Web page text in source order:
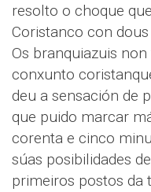
resolto o choque
Coristanco con
Os branquiazuis
conxunto
deu a sensación de
que puido marcar
corenta e cinco
súas posibilidades
primeiros postos da